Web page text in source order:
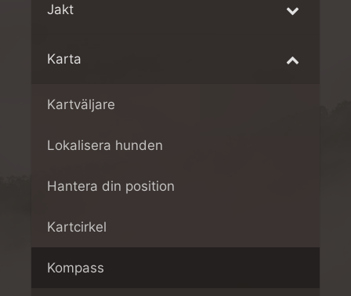
Jakt
Karta
Kartväljare
Lokalisera hunden
Hantera din position
Kartcirkel
Kompass